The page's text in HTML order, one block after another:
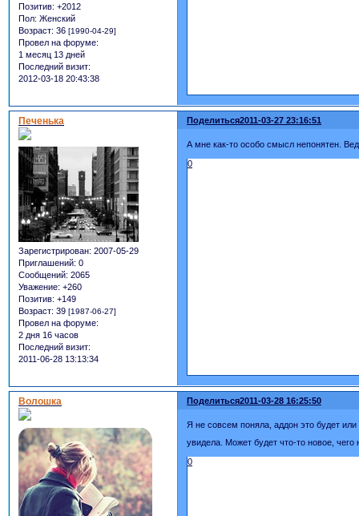
Позитив: +2012
Пол: Женский
Возраст: 36 [1990-04-29]
Провел на форуме:
1 месяц 13 дней
Последний визит:
2012-03-18 20:43:38
Поделиться2011-03-27 23:16:51
Печенька
Зарегистрирован: 2007-05-29
Приглашений: 0
Сообщений: 2065
Уважение: +260
Позитив: +149
Возраст: 39 [1987-06-27]
Провел на форуме:
2 дня 16 часов
Последний визит:
2011-06-28 13:13:34
А мне как-то особо смысл непонятен.
0
Поделиться2011-03-28 16:25:50
Волошка
Я не совсем поняла, аддон это будет
увидела. Может будет что-то новое, чего
0